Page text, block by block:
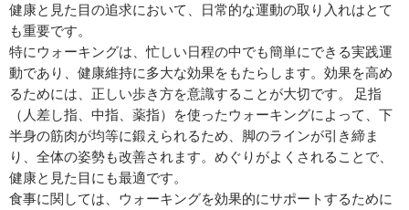
健康と見た目の追求において、日常的な運動の取り入れはとて
も重要です。
特にウォーキングは、忙しい日程の中でも簡単にできる実践運
動であり、健康維持に多大な効果をもたらします。効果を高め
るためには、正しい歩き方を意識することが大切です。 足指
（人差し指、中指、薬指）を使ったウォーキングによって、下
半身の筋肉が均等に鍛えられるため、脚のラインが引き締ま
り、全体の姿勢も改善されます。めぐりがよくされることで、
健康と見た目にも最適です。
食事に関しては、ウォーキングを効果的にサポートするために